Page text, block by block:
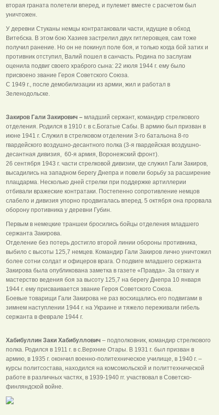
вторая граната полетели вперед, и пулемет вместе с расчетом был
уничтожен.
У деревни Стуканы немцы контратаковали части, идущие в обход
Витебска. В этом бою Хазиев застрелил двух гитлеровцев, сам тоже
получил ранение. Но он не покинул поле боя, и только когда бой затих и
противник отступил, Валий пошел в санчасть. Родина по заслугам
оценила подвиг своего храброго сына: 22 июля 1944 г. ему было
присвоено звание Героя Советского Союза.
С 1949 г., после демобилизации из армии, жил и работал в
Зеленодольске.
Закиров Гали Закирович – младший сержант, командир стрелкового
отделения. Родился в 1910 г. в с.Богатые Сабы. В армию был призван в
июне 1941 г. Служил в стрелковом отделении 3‑го батальона 8‑го
гвардейского воздушно-десантного полка (3‑я гвардейская воздушно-
десантная дивизия, 60‑я армия, Воронежский фронт).
26 сентября 1943 г. части стрелковой дивизии, где служил Гали Закиров,
высадились на западном берегу Днепра и повели борьбу за расширение
плацдарма. Несколько дней стрелки при поддержке артиллерии
отбивали вражеские контратаки. Постепенно сопротивление немцов
слабело и дивизия упорно продвигалась вперед. 5 октября она прорвала
оборону противника у деревни Губин.
Первым в немецкие траншеи бросились бойцы отделения младшего
сержанта Закирова.
Отделение без потерь достигло второй линии обороны противника,
выбило с высоты 125,7 немцев. Командир Гали Закиров лично уничтожил
более сотни солдат и офицеров врага. О подвиге младшего сержанта
Закирова была опубликована заметка в газете «Правда». За отвагу и
мастерство ведения боя за высоту 125,7 на берегу Днепра 10 января
1944 г. ему присваивается звание Героя Советского Союза.
Боевые товарищи Гали Закирова не раз восхищались его подвигами в
зимнем наступлении 1944 г. на Украине и тяжело переживали гибель
сержанта в феврале 1944 г.
Хабибуллин Заки Хабибуллович – подполковник, командир стрелкового
полка. Родился в 1911 г. в с.Верхние Отары. В 1931 г. был призван в
армию, в 1935 г. окончил военно-политехническое училище, в 1940 г. –
курсы политсостава, находился на комсомольской и политтехнической
работе в различных частях, в 1939-1940 гг. участвовал в Советско-
финляндской войне.